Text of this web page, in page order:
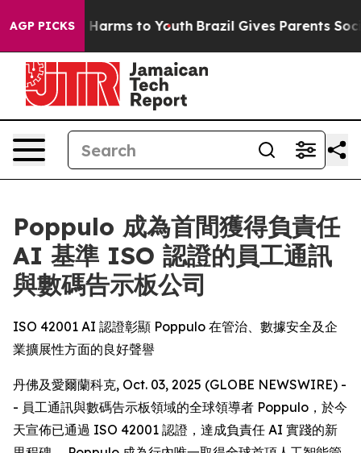
AGP PICKS
Abate Harms to Youth Brazil Gives Parents Social
Poppulo 成為首間獲得負責任
AI 基準 ISO 認證的員工通訊
與數碼告示板公司
ISO 42001 AI 認證彰顯 Poppulo 在管治、數據安全及企
業擴展性方面的良好聲譽
丹佛及愛爾蘭科克, Oct. 03, 2025 (GLOBE NEWSWIRE) -
- 員工通訊與數碼告示板領域的全球領導者 Poppulo，於今
天宣佈已通過 ISO 42001 認證，達成負責任 AI 實踐的新